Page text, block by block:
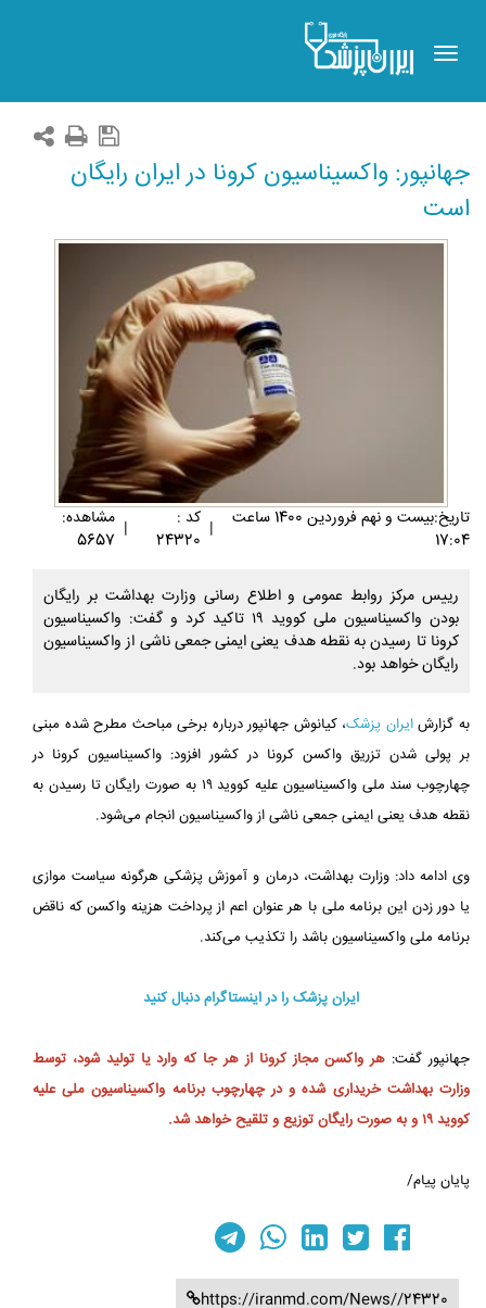
Toggle
navigation
جهانپور: واکسیناسیون کرونا در ایران رایگان
است
تاريخ:بيست و نهم فروردين 1400 ساعت
17:04
| کد :
24320
| مشاهده:
5657
رییس مرکز روابط عمومی و اطلاع رسانی وزارت بهداشت بر رایگان
بودن واکسیناسیون ملی کووید ۱۹ تاکید کرد و گفت: واکسیناسیون
کرونا تا رسیدن به نقطه هدف یعنی ایمنی جمعی ناشی از واکسیناسیون
رایگان خواهد بود.
به گزارشایران پزشک، کیانوش جهانپور درباره برخی مباحث مطرح شده مبنی
بر پولی شدن تزریق واکسن کرونا در کشور افزود: واکسیناسیون کرونا در
چهارچوب سند ملی واکسیناسیون علیه کووید ۱۹ به صورت رایگان تا رسیدن به
نقطه هدف یعنی ایمنی جمعی ناشی از واکسیناسیون انجام می‌شود.
وی ادامه داد: وزارت بهداشت، درمان و آموزش پزشکی هرگونه سیاست موازی
یا دور زدن این برنامه ملی با هر عنوان اعم از پرداخت هزینه واکسن که ناقض
برنامه ملی واکسیناسیون باشد را تکذیب می‌کند.
ایران پزشک را در اینستاگرام دنبال کنید
جهانپور گفت: هر واکسن مجاز کرونا از هر جا که وارد یا تولید شود، توسط
وزارت بهداشت خریداری شده و در چهارچوب برنامه واکسیناسیون ملی علیه
کووید ۱۹ و به صورت رایگان توزیع و تلقیح خواهد شد.
پایان پیام/
https://iranmd.com/News//24320